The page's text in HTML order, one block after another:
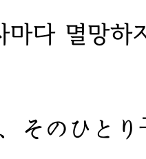
마다 멸망하
そのひと